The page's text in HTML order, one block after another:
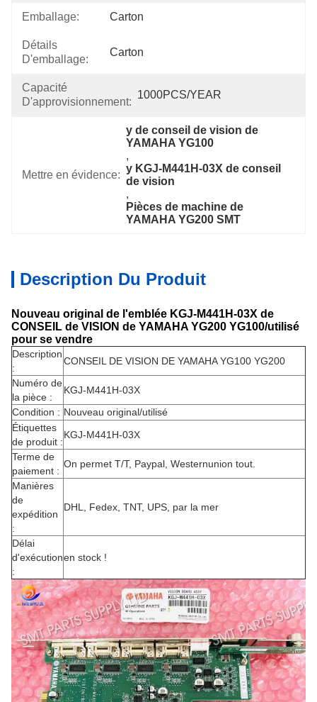
Emballage: Carton
Détails
D'emballage:
Carton
Capacité
D'approvisionnement:
1000PCS/YEAR
Mettre en évidence:
y de conseil de vision de
YAMAHA YG100
,
y KGJ-M441H-03X de conseil
de vision
,
Pièces de machine de
YAMAHA YG200 SMT
Description Du Produit
Nouveau original de l'emblée KGJ-M441H-03X de
CONSEIL de VISION de YAMAHA YG200 YG100/utilisé
pour se vendre
Description
:
CONSEIL DE VISION DE YAMAHA YG100 YG200
Numéro de
la pièce :
KGJ-M441H-03X
Condition : Nouveau original/utilisé
Étiquettes
de produit :
KGJ-M441H-03X
Terme de
paiement :
On permet T/T, Paypal, Westernunion tout.
Manières
de
expédition
:
DHL, Fedex, TNT, UPS, par la mer
Délai
d'exécution
:
en stock !